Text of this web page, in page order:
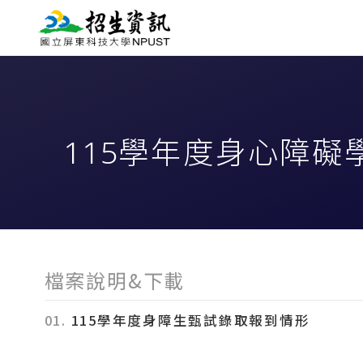
115學年度身心障礙
檔案說明&下載
01. 115學年度身障生甄試錄取報到情形